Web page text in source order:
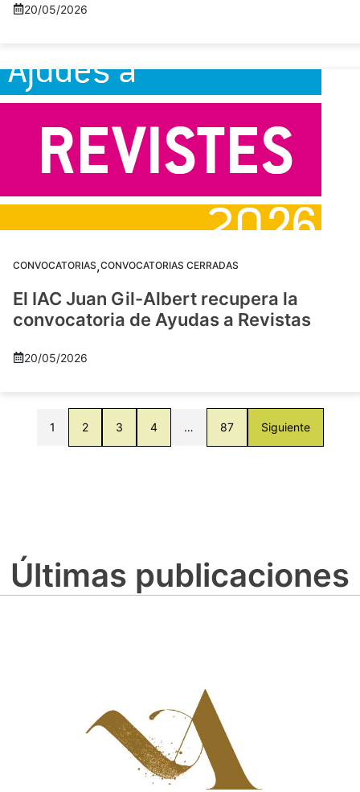
20/05/2026
CONVOCATORIAS,CONVOCATORIAS CERRADAS
El IAC Juan Gil-Albert recupera la
convocatoria de Ayudas a Revistas
20/05/2026
1 2 3 4 … 87 Siguiente
Últimas publicaciones